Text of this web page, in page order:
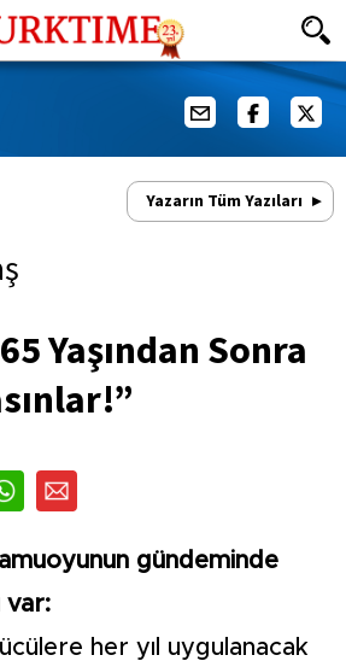
Yazarın Tüm Yazıları
Yaşından Sonra
gündeminde
var:
her yıl uygulanacak